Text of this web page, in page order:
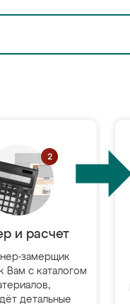
и расчет
замерщик
Вам с каталогом
детальные